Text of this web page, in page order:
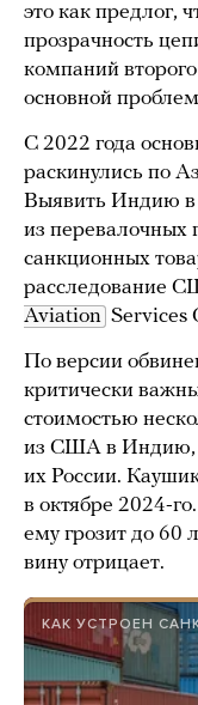
это как предлог,
прозрачность
компаний
основной
С 2022 года
раскинулись по
Выявить Индию в
из перевалочных
санкционных
расследование
Aviation Services
По версии
критически
стоимостью
из США в Индию,
их России.
в октябре 2024-
ему грозит до 60
вину отрицает.
КАК УСТРОЕН